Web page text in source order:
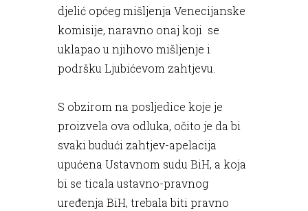
djelić općeg mišljenja Venecijanske
komisije, naravno onaj koji se
uklapao u njihovo mišljenje i
podršku Ljubićevom zahtjevu.
S obzirom na posljedice koje je
proizvela ova odluka, očito je da bi
svaki budući zahtjev-apelacija
upućena Ustavnom sudu BiH, a koja
bi se ticala ustavno-pravnog
uređenja BiH, trebala biti pravno